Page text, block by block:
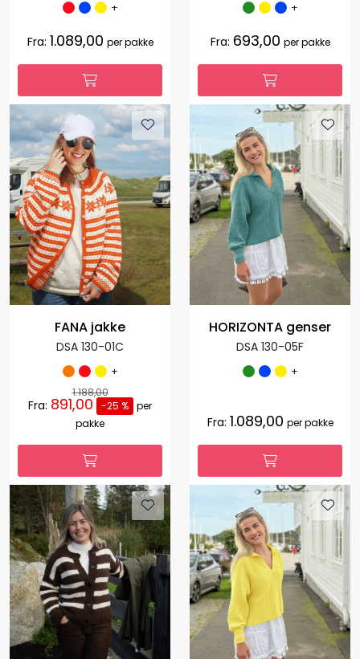
+
Fra: 1.089,00 per pakke
+
Fra: 693,00 per pakke
FANA jakke
DSA 130-01C
+
1.188,00
Fra: 891,00 -25 % per
pakke
HORIZONTA genser
DSA 130-05F
+
Fra: 1.089,00 per pakke